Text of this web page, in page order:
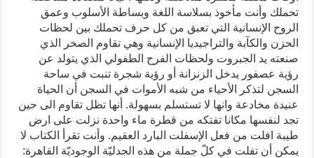
تحملك وأنت مأخوذ بسلاسة اللغة وبساطة الأسلوب وعمق
الروح الإنسانية التي تعبق من كل حرف تحملك بين لحظات
الحزن والكآبة والتراجيديا الإنسانية وهي تقاوم الصخر الذي
صنعته يد الجبروت ولحظات الفرح الطفولي الذي يتولد عن
رؤية عصفور يدخل الزنزانة أو رؤية شجرة تنبت في ساحة
السجن لتذكر الأحياء من شبه الأموات في السجن أن الحياة
عنيدة مخادعة وانها لا تستسلم بسهولة. أنها تظل تقاوم الى حين
تجد لنفسها مكانا تفتكه من قطرة ماء واحدة نزلت على ارض
طيبة افلت من فعل الإسفلت البارد العقيم. وأنت تقرأ الكتاب لا
يمكن أن تفلت في كلّ جملة من هذه الجدليّة الوجوديّة القاهرة: